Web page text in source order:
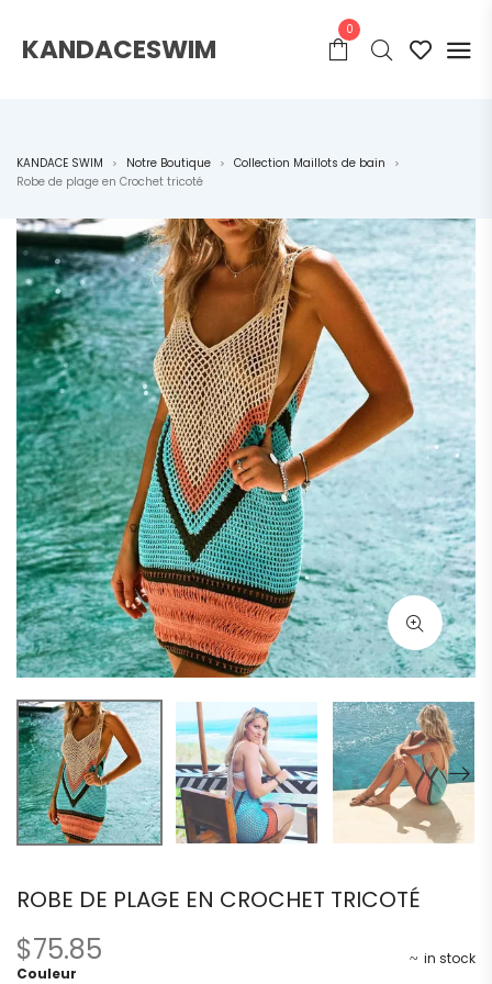
KANDACESWIM
0
KANDACE SWIM > Notre Boutique > Collection Maillots de bain >
Robe de plage en Crochet tricoté
ROBE DE PLAGE EN CROCHET TRICOTÉ
in stock
$75.85
Couleur